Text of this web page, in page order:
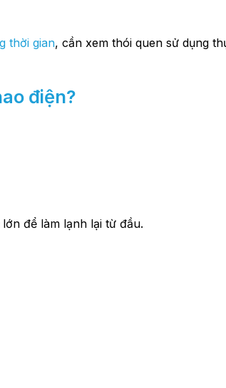
thời gian, cần xem thói quen sử dụng
điện?
để làm lạnh lại từ đầu.